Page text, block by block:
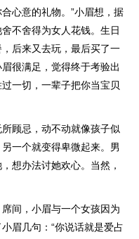
心意的礼物。”小眉想，据
不舍得为女人花钱。生日
后来又去玩，最后买了一
很满足，觉得终于考验出
一切，一辈子把你当宝贝
顾忌，动不动就像孩子似
一个就变得卑微起来。男
想办法讨她欢心。当然，
间，小眉与一个女孩因为
眉几句：“你说话就是爱占